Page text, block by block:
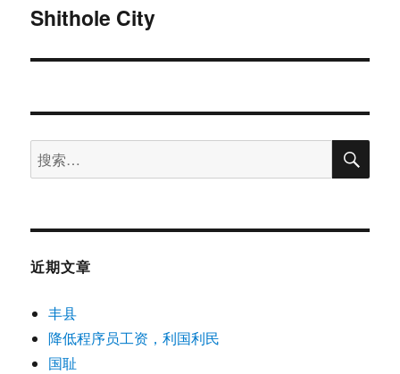
下
文
Shithole City
搜
索：
搜
近期文章
丰县
降低程序员工资，利国利民
国耻